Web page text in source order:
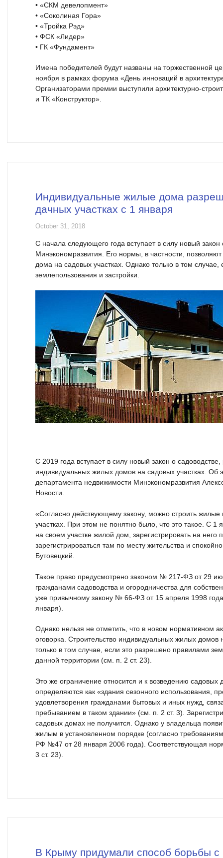
• «СКМ девелопмент»
• «Соколиная Гора»
• «Тройка Рэд»
• ФСК «Лидер»
• ГК «Фундамент»
Имена победителей будут названы на торжественной
ноября в рамках форума «День инноваций в
Организаторами премии выступили архитектурно-
и ТК «Конструктор».
Индивидуальные жилые дома
дачных участках с 1 января
October 31, 2018
С начала следующего года вступает в силу новый
Минэкономразвития. Его нормы, в частности,
дома на садовых участках. Однако только в том
землепользования и застройки.
С 2019 года вступает в силу новый закон о
индивидуальных жилых домов на садовых участках. Об
департамента недвижимости Минэкономразвития
Новости.
«Согласно действующему закону, можно строить
участках. При этом не понятно было, что это такое. С 1
на своем участке жилой дом, зарегистрировать на него
зарегистрироваться там по месту жительства и
Бутовецкий.
Такое право предусмотрено законом № 217-ФЗ от 29
гражданами садоводства и огородничества для
уже привычному закону № 66-ФЗ от 15 апреля 1998
января).
Однако нельзя не отметить, что в новом нормативном
оговорка. Строительство индивидуальных жилых домов
только в том случае, если это разрешено правилами
данной территории (см. п. 2 ст. 23).
Это же ограничение относится и к возведению садовых
определяются как «здания сезонного использования,
удовлетворения гражданами бытовых и иных нужд,
пребыванием в таком здании» (см. п. 2 ст. 3).
садовых домах не получится. Однако у владельца
жилым в установленном порядке (согласно
РФ №47 от 28 января 2006 года). Соответствующая
3 ст. 23).
В Крыму придумали способ борьбы